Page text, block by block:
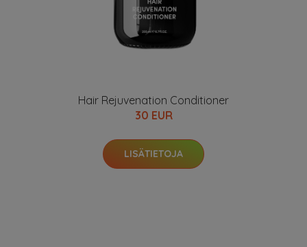
Hair Rejuvenation Conditioner
30 EUR
LISÄTIETOJA